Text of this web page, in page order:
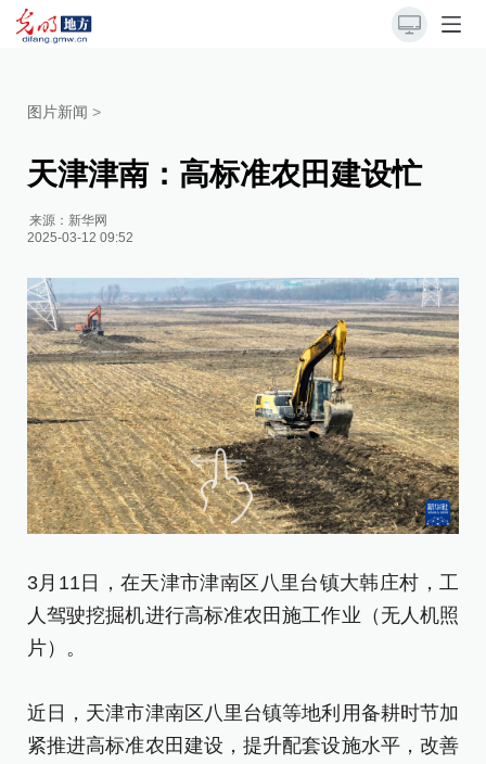
图片新闻 >
天津津南：高标准农田建设忙
来源： 新华网
2025-03-12 09:52
3月11日，在天津市津南区八里台镇大韩庄村，工
人驾驶挖掘机进行高标准农田施工作业（无人机照
片）。
近日，天津市津南区八里台镇等地利用备耕时节加
紧推进高标准农田建设，提升配套设施水平，改善